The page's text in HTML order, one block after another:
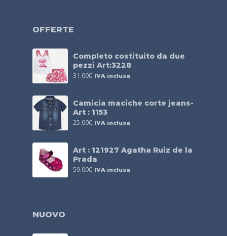
OFFERTE
Completo costituito da due
pezzi Art:3228
31.00€ IVA inclusa
Camicia maciche corte jeans-
Art : 1153
25.00€ IVA inclusa
Art : 121927 Agatha Ruiz de la
Prada
59.00€ IVA inclusa
NUOVO